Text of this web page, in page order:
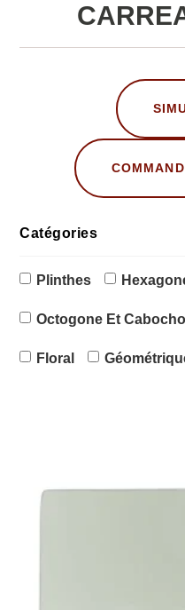
Catégories
Plinthes
Octogone Et
Floral